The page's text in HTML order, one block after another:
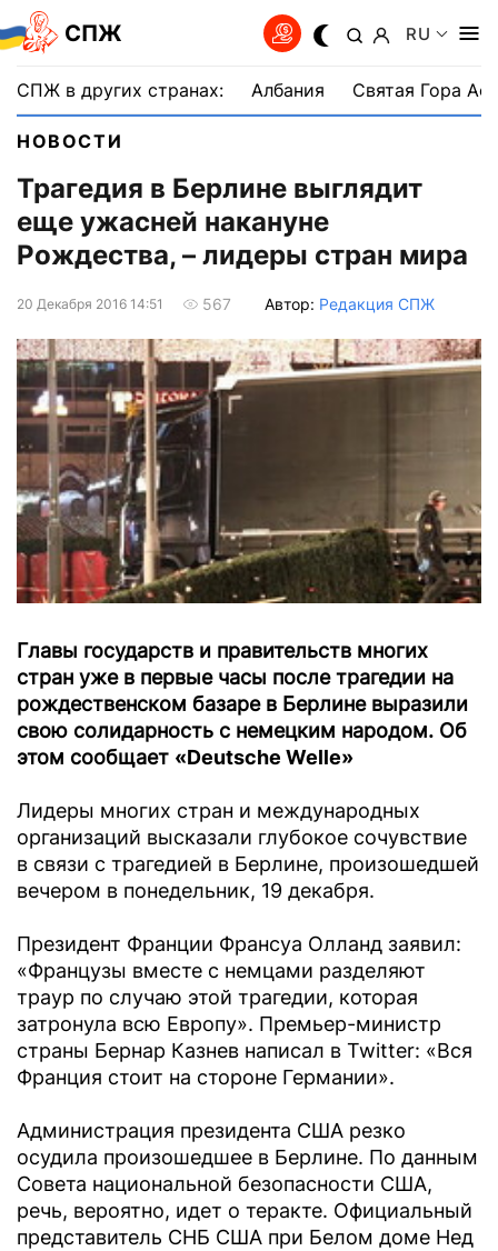
СПЖ RU
СПЖ в других странах: Албания Святая Гора
НОВОСТИ
Трагедия в Берлине выглядит
еще ужасней накануне
Рождества, – лидеры стран мира
20 Декабря 2016 14:51 567 Автор: Редакция СПЖ
Главы государств и правительств многих
стран уже в первые часы после трагедии на
рождественском базаре в Берлине выразили
свою солидарность с немецким народом. Об
этом сообщает «Deutsche Welle»
Лидеры многих стран и международных
организаций высказали глубокое сочувствие
в связи с трагедией в Берлине, произошедшей
вечером в понедельник, 19 декабря.
Президент Франции Франсуа Олланд заявил:
«Французы вместе с немцами разделяют
траур по случаю этой трагедии, которая
затронула всю Европу». Премьер-министр
страны Бернар Казнев написал в Twitter: «Вся
Франция стоит на стороне Германии».
Администрация президента США резко
осудила произошедшее в Берлине. По данным
Совета национальной безопасности США,
речь, вероятно, идет о теракте. Официальный
представитель СНБ США при Белом доме Нед